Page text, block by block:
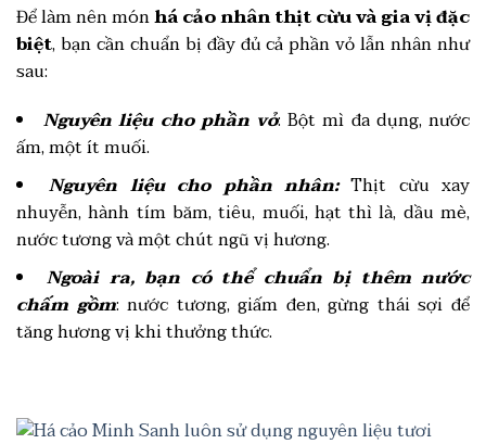
Để làm nên mónhá cảo nhân thịt cừu và gia vị đặc
biệt, bạn cần chuẩn bị đầy đủ cả phần vỏ lẫn nhân như
sau:
Nguyên liệu cho phần vỏ: Bột mì đa dụng, nước
ấm, một ít muối.
Nguyên liệu cho phần nhân:Thịt cừu xay
nhuyễn, hành tím băm, tiêu, muối, hạt thì là, dầu mè,
nước tương và một chút ngũ vị hương.
Ngoài ra, bạn có thể chuẩn bị thêm nước
chấm gồm: nước tương, giấm đen, gừng thái sợi để
tăng hương vị khi thưởng thức.